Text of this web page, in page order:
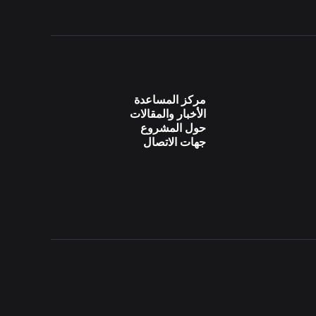
مركز المساعدة
الأخبار والمقالات
حول المشروع
جهات الاتصال